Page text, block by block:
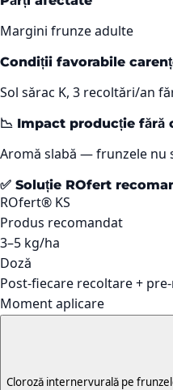
Margini frunze adulte
Condiții favorabile
Sol sărac K, 3 recoltări/an
📉 Impact producție fără
Aromă slabă — frunzele nu
✅ Soluție ROfert
ROfert® KS
Produs recomandat
3–5 kg/ha
Doză
Post-fiecare recoltare +
Moment aplicare
Cloroză internervurală pe